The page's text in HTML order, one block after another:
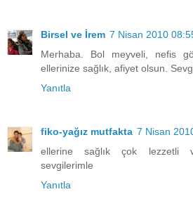
Birsel ve İrem 7 Nisan 2010
Merhaba. Bol meyveli, nefis
ellerinize sağlık, afiyet olsun.
Yanıtla
fiko-yağız mutfakta 7 Nisan
ellerine sağlık çok lezzetli
sevgilerimle
Yanıtla